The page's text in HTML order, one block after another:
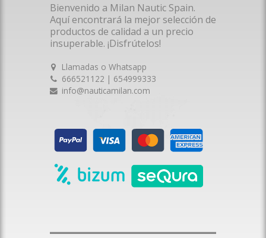
Bienvenido a Milan Nautic Spain.
Aquí encontrará la mejor selección de
productos de calidad a un precio
insuperable. ¡Disfrútelos!
Llamadas o Whatsapp
666521122 | 654999333
info@nauticamilan.com